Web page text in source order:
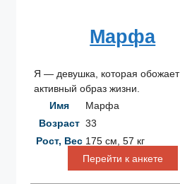
Марфа
Я — девушка, которая обожает
активный образ жизни.
Имя
Марфа
Возраст 33
Рост, Вес 175 см, 57 кг
Перейти к анкете